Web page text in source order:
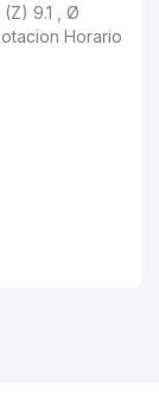
9.1 , Ø
Horario